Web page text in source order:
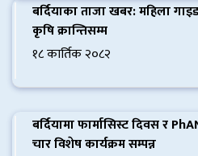
बर्दियाका ताजा खबर: महिला
कृषि क्रान्तिसम्म
१८ कार्तिक २०८२
बर्दियामा फार्मासिस्ट दिवस र
चार विशेष कार्यक्रम सम्पन्न